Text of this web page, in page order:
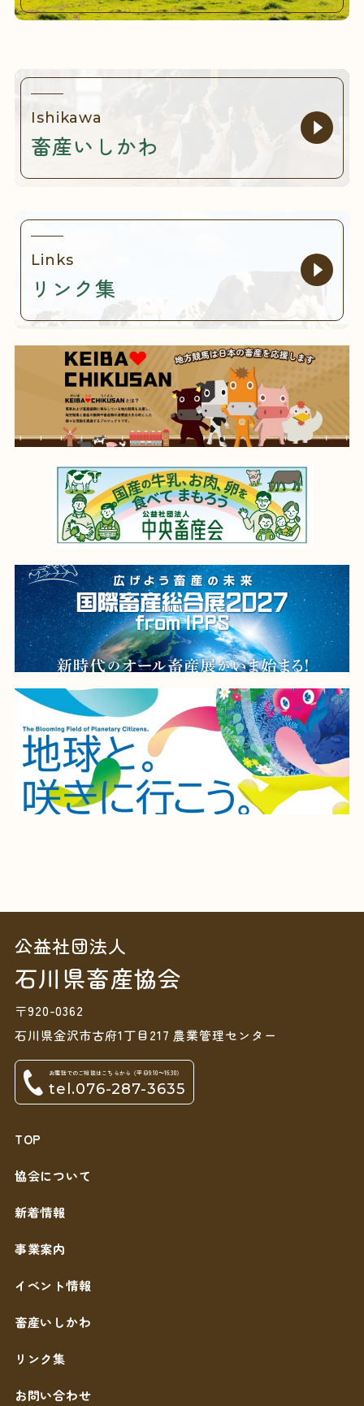
Ishikawa
畜産いしかわ
Links
リンク集
公益社団法人
石川県畜産協会
〒920-0362
石川県金沢市古府1丁目217 農業管理センター
お電話でのご相談はこちらから（平日9:10～16:30）
tel.076-287-3635
TOP
協会について
新着情報
事業案内
イベント情報
畜産いしかわ
リンク集
お問い合わせ